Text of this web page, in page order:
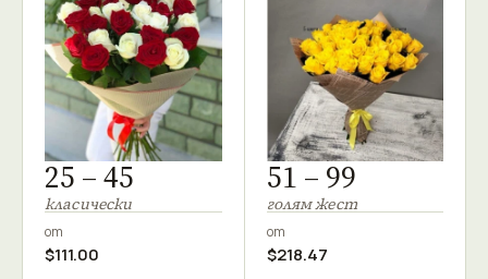
25 – 45
класически
от
$111.00
51 – 99
голям жест
от
$218.47